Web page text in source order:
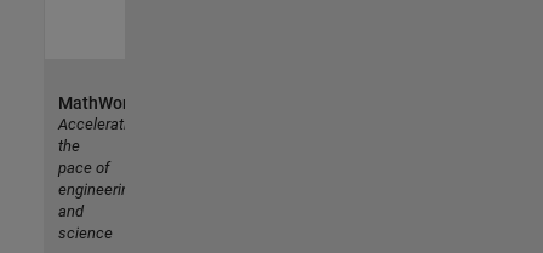
MathWorks
Accelerating
the
pace of
engineering
and
science